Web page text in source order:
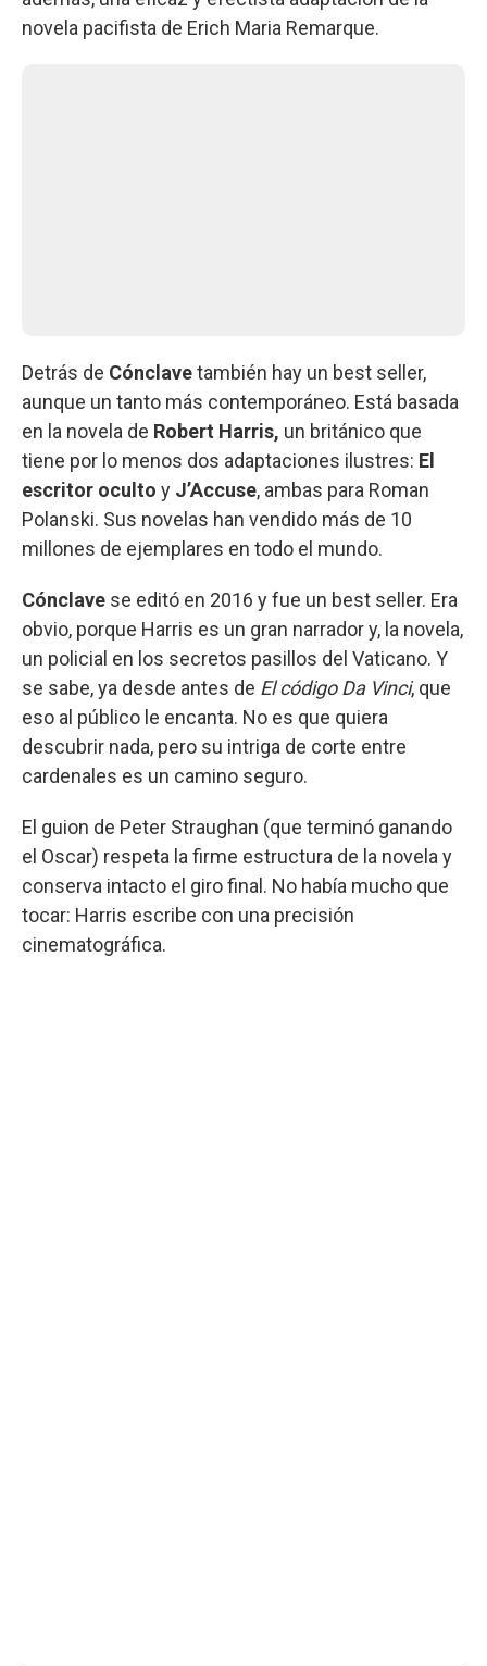
novela pacifista de Erich Maria Remarque.
Detrás de Cónclavetambién hay un best seller,
aunque un tanto más contemporáneo. Está basada
en la novela de Robert Harris, un británico que
tiene por lo menos dos adaptaciones ilustres: El
escritor oculto y J’Accuse, ambas para Roman
Polanski. Sus novelas han vendido más de 10
millones de ejemplares en todo el mundo.
Cónclave se editó en 2016 y fue un best seller. Era
obvio, porque Harris es un gran narrador y, la novela,
un policial en los secretos pasillos del Vaticano. Y
se sabe, ya desde antes de El código Da Vinci, que
eso al público le encanta. No es que quiera
descubrir nada, pero su intriga de corte entre
cardenales es un camino seguro.
El guion de Peter Straughan (que terminó ganando
el Oscar) respeta la firme estructura de la novela y
conserva intacto el giro final. No había mucho que
tocar: Harris escribe con una precisión
cinematográfica.